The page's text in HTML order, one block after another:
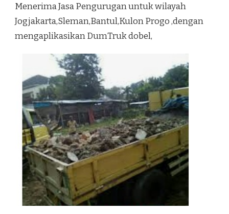
Menerima Jasa Pengurugan untuk wilayah
Jogjakarta,Sleman,Bantul,Kulon Progo ,dengan
mengaplikasikan DumTruk dobel,